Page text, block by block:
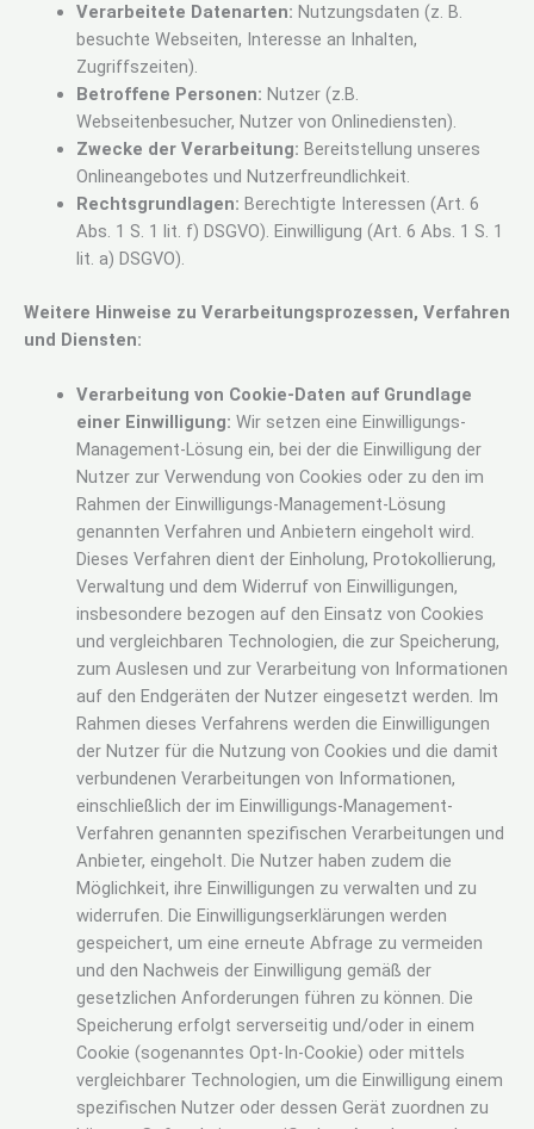
Verarbeitete Datenarten: Nutzungsdaten (z. B.
besuchte Webseiten, Interesse an Inhalten,
Zugriffszeiten).
Betroffene Personen: Nutzer (z.B.
Webseitenbesucher, Nutzer von Onlinediensten).
Zwecke der Verarbeitung: Bereitstellung unseres
Onlineangebotes und Nutzerfreundlichkeit.
Rechtsgrundlagen: Berechtigte Interessen (Art. 6
Abs. 1 S. 1 lit. f) DSGVO). Einwilligung (Art. 6 Abs. 1 S. 1
lit. a) DSGVO).
Weitere Hinweise zu Verarbeitungsprozessen, Verfahren
und Diensten:
Verarbeitung von Cookie-Daten auf Grundlage
einer Einwilligung: Wir setzen eine Einwilligungs-
Management-Lösung ein, bei der die Einwilligung der
Nutzer zur Verwendung von Cookies oder zu den im
Rahmen der Einwilligungs-Management-Lösung
genannten Verfahren und Anbietern eingeholt wird.
Dieses Verfahren dient der Einholung, Protokollierung,
Verwaltung und dem Widerruf von Einwilligungen,
insbesondere bezogen auf den Einsatz von Cookies
und vergleichbaren Technologien, die zur Speicherung,
zum Auslesen und zur Verarbeitung von Informationen
auf den Endgeräten der Nutzer eingesetzt werden. Im
Rahmen dieses Verfahrens werden die Einwilligungen
der Nutzer für die Nutzung von Cookies und die damit
verbundenen Verarbeitungen von Informationen,
einschließlich der im Einwilligungs-Management-
Verfahren genannten spezifischen Verarbeitungen und
Anbieter, eingeholt. Die Nutzer haben zudem die
Möglichkeit, ihre Einwilligungen zu verwalten und zu
widerrufen. Die Einwilligungserklärungen werden
gespeichert, um eine erneute Abfrage zu vermeiden
und den Nachweis der Einwilligung gemäß der
gesetzlichen Anforderungen führen zu können. Die
Speicherung erfolgt serverseitig und/oder in einem
Cookie (sogenanntes Opt-In-Cookie) oder mittels
vergleichbarer Technologien, um die Einwilligung einem
spezifischen Nutzer oder dessen Gerät zuordnen zu